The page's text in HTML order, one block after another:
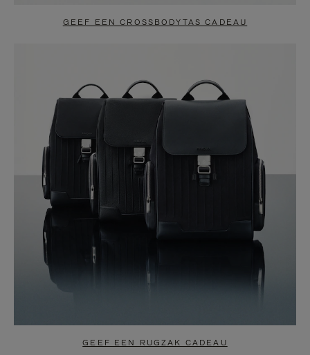
GEEF EEN CROSSBODYTAS CADEAU
GEEF EEN RUGZAK CADEAU